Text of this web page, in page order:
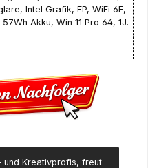
Intel Grafik, FP, WiFi 6E,
Akku, Win 11 Pro 64, 1J.
und Kreativprofis, freut